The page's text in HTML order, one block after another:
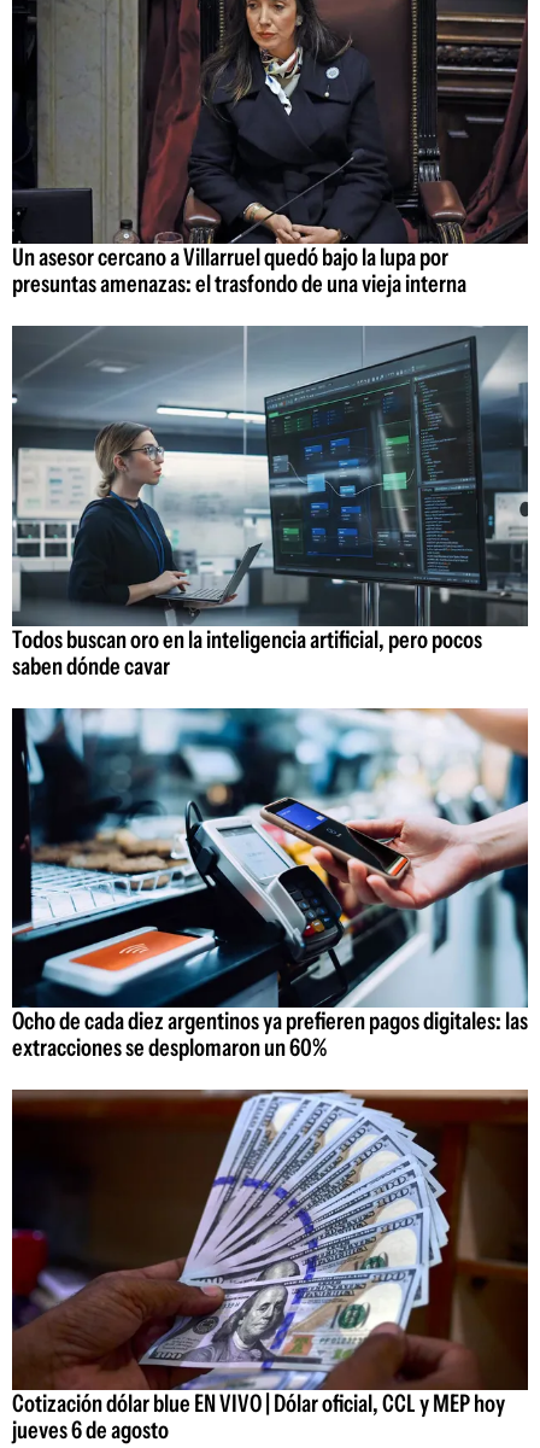
Un asesor cercano a Villarruel quedó bajo la lupa por
presuntas amenazas: el trasfondo de una vieja interna
Todos buscan oro en la inteligencia artificial, pero pocos
saben dónde cavar
Ocho de cada diez argentinos ya prefieren pagos digitales: las
extracciones se desplomaron un 60%
Cotización dólar blue EN VIVO | Dólar oficial, CCL y MEP hoy
jueves 6 de agosto